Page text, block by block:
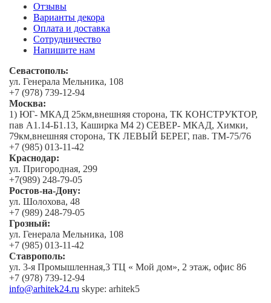
Отзывы
Варианты декора
Оплата и доставка
Сотрудничество
Напишите нам
Севастополь:
ул. Генерала Мельника, 108
+7 (978) 739-12-94
Москва:
1) ЮГ- МКАД 25км,внешняя сторона, ТК КОНСТРУКТОР,
пав А1.14-Б1.13, Каширка М4 2) СЕВЕР- МКАД, Химки,
79км,внешняя сторона, ТК ЛЕВЫЙ БЕРЕГ, пав. ТМ-75/76
+7 (985) 013-11-42
Краснодар:
ул. Пригородная, 299
+7(989) 248-79-05
Ростов-на-Дону:
ул. Шолохова, 48
+7 (989) 248-79-05
Грозный:
ул. Генерала Мельника, 108
+7 (985) 013-11-42
Ставрополь:
ул. 3-я Промышленная,3 ТЦ « Мой дом», 2 этаж, офис 86
+7 (978) 739-12-94
info@arhitek24.ru skype: arhitek5